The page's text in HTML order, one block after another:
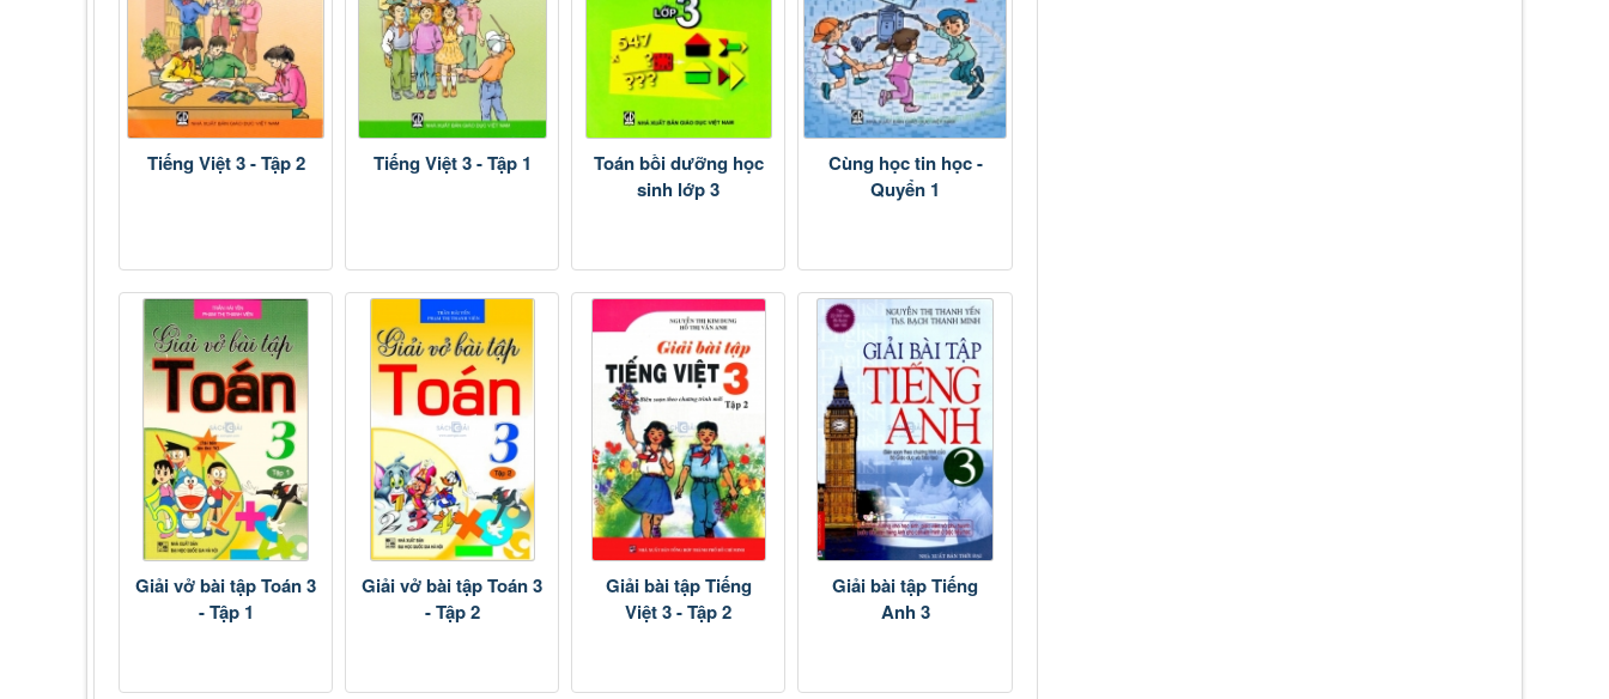
Tiếng Việt 3 - Tập 2 Tiếng Việt 3 - Tập 1
Toán bồi dưỡng học
sinh lớp 3
Cùng học tin học -
Quyển 1
Giải vở bài tập Toán 3
- Tập 1
Giải vở bài tập Toán 3
- Tập 2
Giải bài tập Tiếng
Việt 3 - Tập 2
Giải bài tập Tiếng
Anh 3